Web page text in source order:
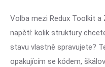
Volba mezi Redux Toolkit a
napětí: kolik struktury
stavu vlastně spravujete?
opakujícím se kódem,